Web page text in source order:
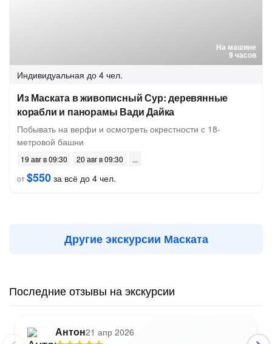
На машине
9 часов
Индивидуальная до 4 чел.
Из Маската в живописный Сур: деревянные
корабли и панорамы Вади Дайка
Побывать на верфи и осмотреть окрестности с 18-
метровой башни
19 авг в 09:30
20 авг в 09:30
от$550 за всё до 4 чел.
Другие экскурсии Маската
Последние отзывы на экскурсии
Антон21 апр 2026